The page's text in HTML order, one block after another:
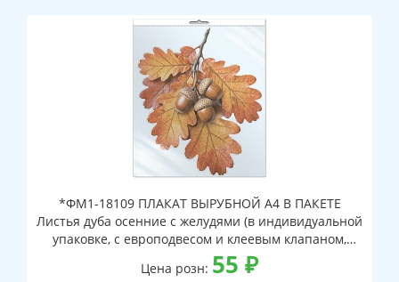
*ФМ1-18109 ПЛАКАТ ВЫРУБНОЙ А4 В ПАКЕТЕ
Листья дуба осенние с желудями (в индивидуальной
упаковке, с европодвесом и клеевым клапаном,
двухсторонний, ВД-лак)
Цена розн: 55 ₽